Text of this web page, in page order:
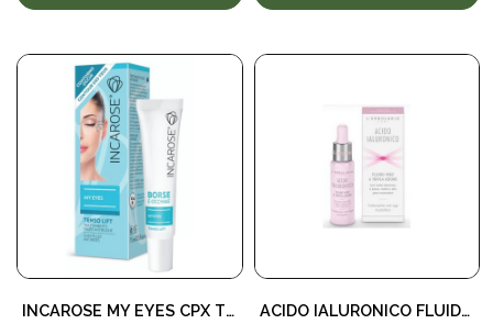
INCAROSE MY EYES CPX TENSO LIF ACIDO IALURONICO FLUIDO VISO